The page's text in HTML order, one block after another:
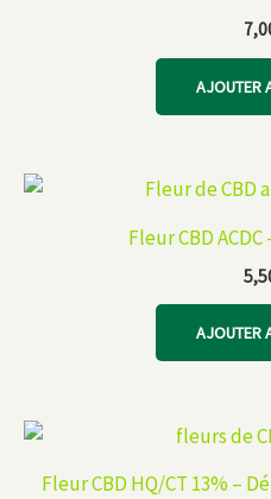
AJOUTER
Fleur CBD
AJOUTER
Fleur CBD HQ/CT 13% –